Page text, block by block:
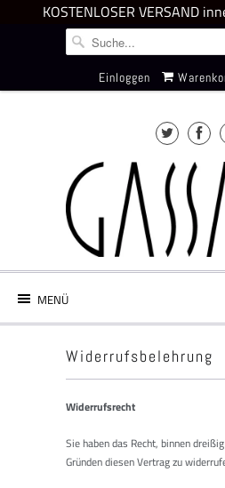
KOSTENLOSER VERSAND
Einloggen
MENÜ
Widerrufsbelehrung
Widerrufsrecht
Sie haben das Recht, binnen
Gründen diesen Vertrag zu